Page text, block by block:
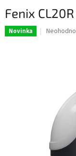
Fenix
Novinka
Priemerné
hviezdičiek.